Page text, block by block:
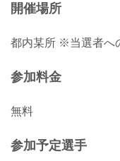
開催場所
都内某所 ※当選者へ
参加料金
無料
参加予定選手